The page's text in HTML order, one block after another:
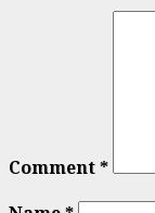
Comment*